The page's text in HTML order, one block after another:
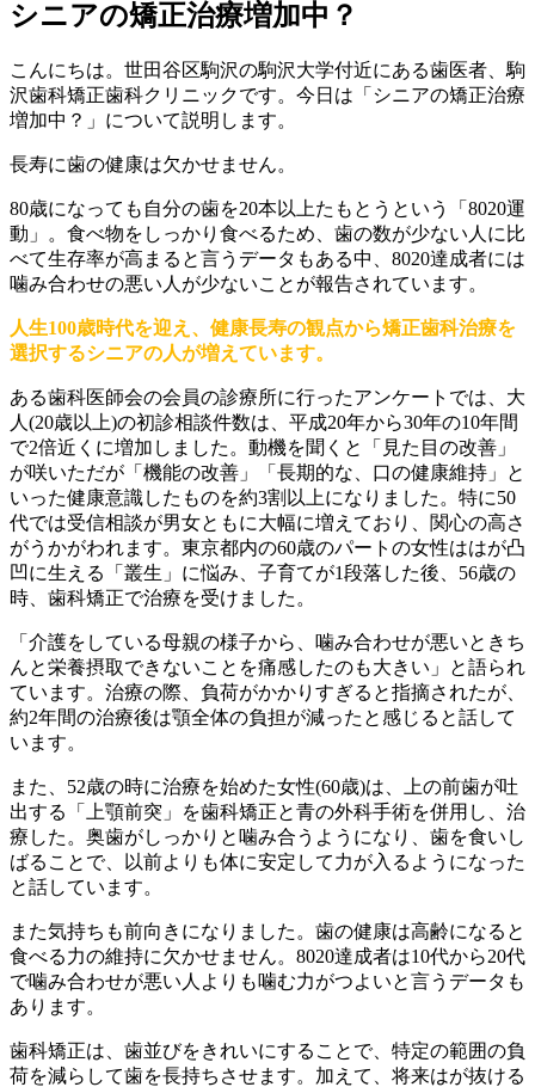
シニアの矯正治療増加中？
こんにちは。世田谷区駒沢の駒沢大学付近にある歯医者、駒
沢歯科矯正歯科クリニックです。今日は「シニアの矯正治療
増加中？」について説明します。
長寿に歯の健康は欠かせません。
80歳になっても自分の歯を20本以上たもとうという「8020運
動」。食べ物をしっかり食べるため、歯の数が少ない人に比
べて生存率が高まると言うデータもある中、8020達成者には
噛み合わせの悪い人が少ないことが報告されています。
人生100歳時代を迎え、健康長寿の観点から矯正歯科治療を
選択するシニアの人が増えています。
ある歯科医師会の会員の診療所に行ったアンケートでは、大
人(20歳以上)の初診相談件数は、平成20年から30年の10年間
で2倍近くに増加しました。動機を聞くと「見た目の改善」
が咲いただが「機能の改善」「長期的な、口の健康維持」と
いった健康意識したものを約3割以上になりました。特に50
代では受信相談が男女ともに大幅に増えており、関心の高さ
がうかがわれます。東京都内の60歳のパートの女性ははが凸
凹に生える「叢生」に悩み、子育てが1段落した後、56歳の
時、歯科矯正で治療を受けました。
「介護をしている母親の様子から、噛み合わせが悪いときち
んと栄養摂取できないことを痛感したのも大きい」と語られ
ています。治療の際、負荷がかかりすぎると指摘されたが、
約2年間の治療後は顎全体の負担が減ったと感じると話して
います。
また、52歳の時に治療を始めた女性(60歳)は、上の前歯が吐
出する「上顎前突」を歯科矯正と青の外科手術を併用し、治
療した。奥歯がしっかりと噛み合うようになり、歯を食いし
ばることで、以前よりも体に安定して力が入るようになった
と話しています。
また気持ちも前向きになりました。歯の健康は高齢になると
食べる力の維持に欠かせません。8020達成者は10代から20代
で噛み合わせが悪い人よりも噛む力がつよいと言うデータも
あります。
歯科矯正は、歯並びをきれいにすることで、特定の範囲の負
荷を減らして歯を長持ちさせます。加えて、将来はが抜ける